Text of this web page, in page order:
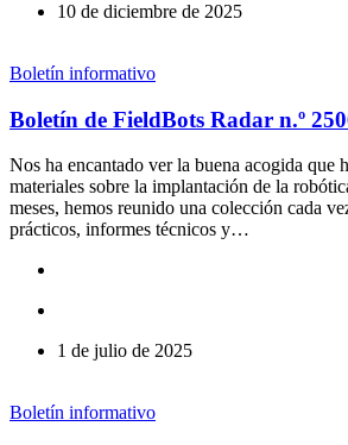
10 de diciembre de 2025
Boletín informativo
Boletín de FieldBots Radar n.º
Nos ha encantado ver la buena acogida que
materiales sobre la implantación de la
meses, hemos reunido una colección cada
prácticos, informes técnicos y…
1 de julio de 2025
Boletín informativo